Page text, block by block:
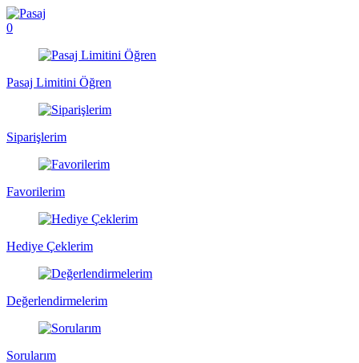
0
Pasaj Limitini Öğren
Siparişlerim
Favorilerim
Hediye Çeklerim
Değerlendirmelerim
Sorularım